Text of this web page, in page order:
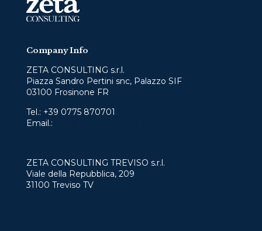
Company Info
ZETA CONSULTING s.r.l.
Piazza Sandro Pertini snc, Palazzo SIF
03100 Frosinone FR
Tel.: +39 0775 870701
Email.:
ZETA CONSULTING TREVISO s.r.l.
Viale della Repubblica, 209
31100 Treviso TV